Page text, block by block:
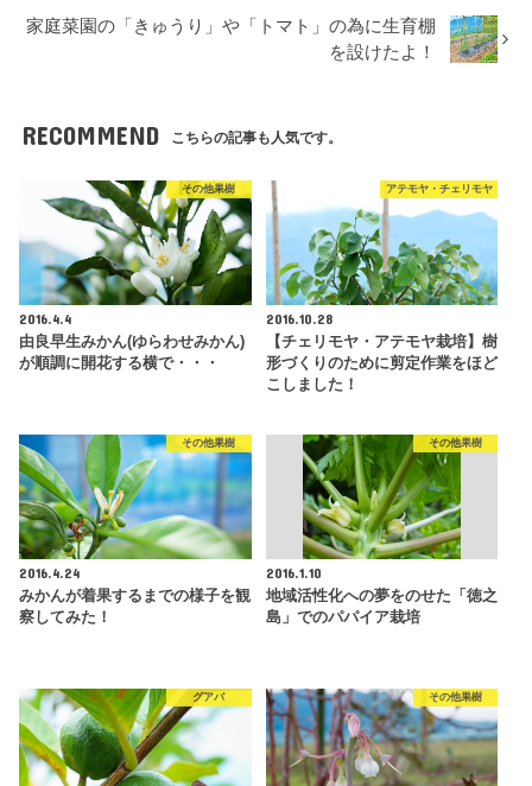
家庭菜園の「きゅうり」や「トマト」の為に生育棚
を設けたよ！
RECOMMEND こちらの記事も人気です。
その他果樹
2016.4.4
由良早生みかん(ゆらわせみかん)
が順調に開花する横で・・・
アテモヤ・チェリモヤ
2016.10.28
【チェリモヤ・アテモヤ栽培】樹
形づくりのために剪定作業をほど
こしました！
その他果樹
2016.4.24
みかんが着果するまでの様子を観
察してみた！
その他果樹
2016.1.10
地域活性化への夢をのせた「徳之
島」でのパパイア栽培
グアバ その他果樹